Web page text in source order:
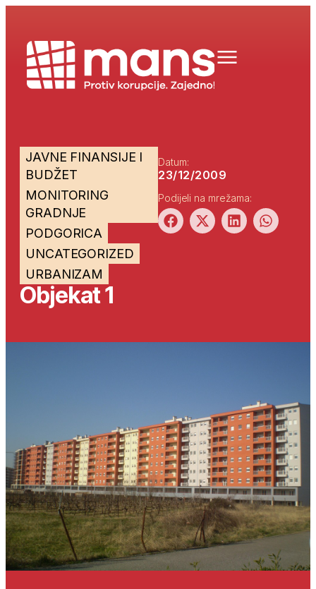
JAVNE FINANSIJE I
BUDŽET
MONITORING
GRADNJE
PODGORICA
UNCATEGORIZED
URBANIZAM
Objekat 1
Datum:
23/12/2009
Podijeli na mrežama: